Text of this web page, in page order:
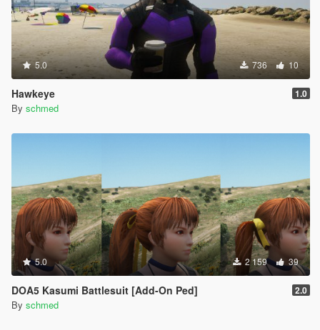
5.0 736 10
Hawkeye 1.0
By schmed
5.0 2 159 39
DOA5 Kasumi Battlesuit [Add-On Ped] 2.0
By schmed